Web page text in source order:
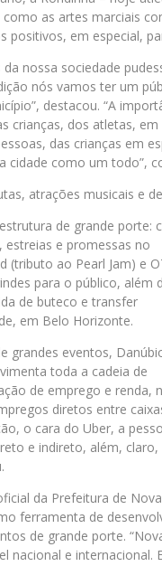
como as artes marciais
em especial,
nossa sociedade
nós vamos ter um
destacou. “A
crianças, dos atletas,
das crianças em
cidade como um todo”,
atrações musicais e
de grande porte:
e promessas no
(tributo ao Pearl Jam) e
para o público, além
de buteco e transfer
em Belo Horizonte.
grandes eventos,
toda a cadeia de
de emprego e renda,
diretos entre
o cara do Uber, a
e indireto, além,
da Prefeitura de
ferramenta de
de grande porte.
nacional e internacional.